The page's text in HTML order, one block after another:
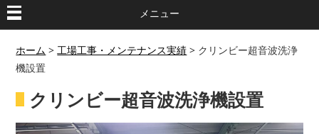
メニュー
ホーム >工場工事・メンテナンス実績 > クリンビー超音波洗浄
機設置
クリンビー超音波洗浄機設置